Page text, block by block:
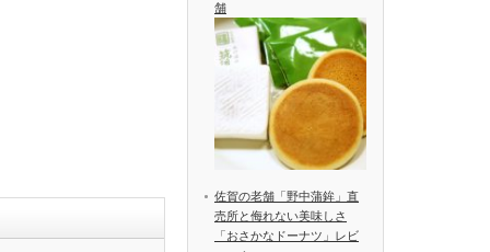
舗
佐賀の老舗「野中蒲鉾」直
売所と侮れない美味しさ
「おさかなドーナツ」レビ